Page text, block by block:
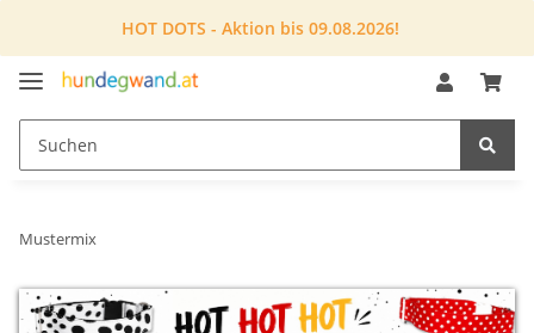
HOT DOTS - Aktion bis 09.08.2026!
Mustermix